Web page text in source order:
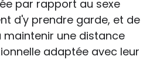
par rapport au sexe
d'y prendre garde, et de
maintenir une distance
adaptée avec leur